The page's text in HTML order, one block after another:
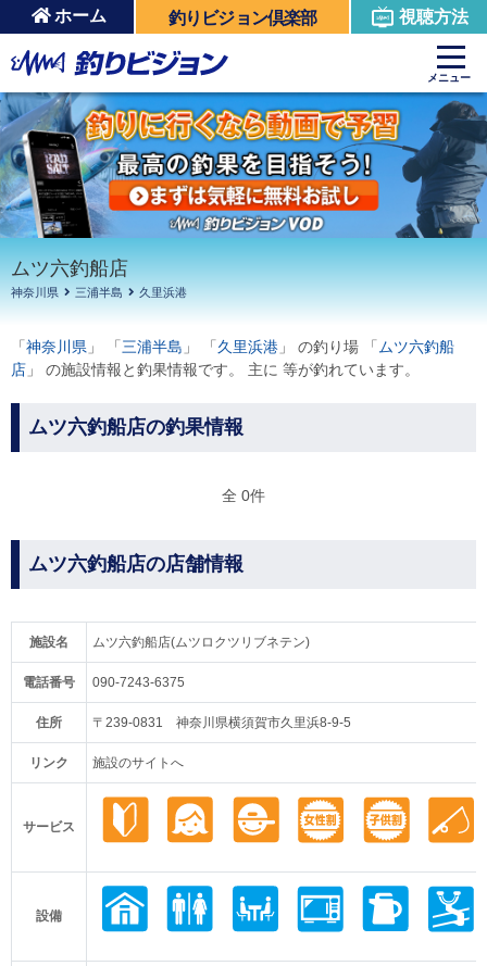
ホーム 釣りビジョン倶楽部 視聴方法
メニュー
ムツ六釣船店
神奈川県 三浦半島 久里浜港
「 神奈川県 」 「 三浦半島 」 「 久里浜港 」 の釣り場 「 ムツ六釣船
店 」 の施設情報と釣果情報です。 主に 等が釣れています。
ムツ六釣船店の釣果情報
全 0件
ムツ六釣船店の店舗情報
施設名 ムツ六釣船店(ムツロクツリブネテン)
電話番号 090-7243-6375
住所 〒239-0831 神奈川県横須賀市久里浜8-9-5
リンク 施設のサイトへ
サービス
設備
周辺の施設を見る